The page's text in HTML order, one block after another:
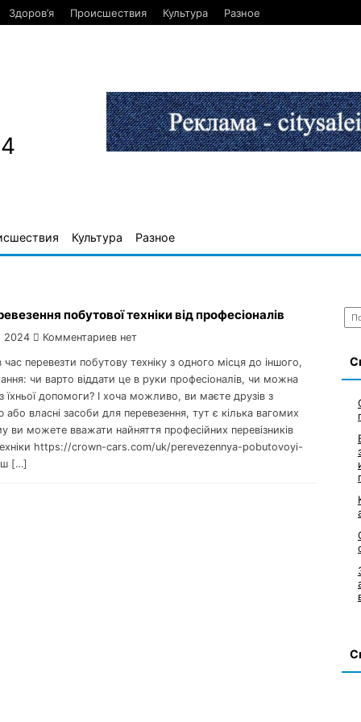
Здоров’я Происшествия Культура Разное
Культура Разное
побутової техніки від професіоналів
2024 Комментариев нет
час перевезти побутову техніку з одного місця до іншого,
чи варто віддати це в руки професіоналів, чи можна
їхньої допомоги? І хоча можливо, ви маєте друзів з
або власні засоби для перевезення, тут є кілька вагомих
ви можете вважати найняття професійних перевізників
https://crown-cars.com/uk/perevezennya-pobutovoyi-
[…]